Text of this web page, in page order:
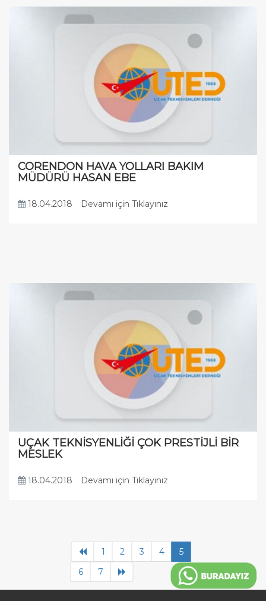
CORENDON HAVA YOLLARI BAKIM
MÜDÜRÜ HASAN EBE
18.04.2018 Devamı için Tıklayınız
UÇAK TEKNİSYENLİĞİ ÇOK PRESTİJLİ BİR
MESLEK
18.04.2018 Devamı için Tıklayınız
1 2 3 4
5
6
7